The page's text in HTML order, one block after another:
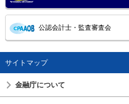
公認会計士・監査審査会
サイトマップ
金融庁について